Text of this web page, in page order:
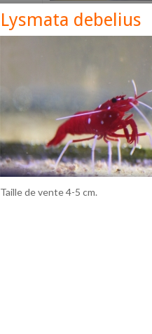
Siganus vulpinus
Lysmata debelius
Taille de vente 4-5 cm.